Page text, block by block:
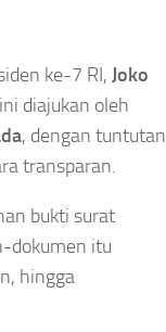
ke-7 RI, Joko
diajukan oleh
, dengan tuntutan
transparan.
bukti surat
dokumen itu
hingga